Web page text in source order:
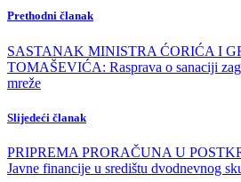
Prethodni članak
SASTANAK MINISTRA ĆORIĆA I
TOMAŠEVIĆA: Rasprava o sanaciji
mreže
Slijedeći članak
PRIPREMA PRORAČUNA U
Javne financije u središtu dvodnevnog